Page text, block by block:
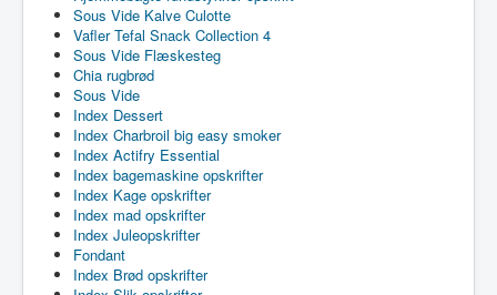
Sous Vide Kalve Culotte
Vafler Tefal Snack Collection 4
Sous Vide Flæskesteg
Chia rugbrød
Sous Vide
Index Dessert
Index Charbroil big easy smoker
Index Actifry Essential
Index bagemaskine opskrifter
Index Kage opskrifter
Index mad opskrifter
Index Juleopskrifter
Fondant
Index Brød opskrifter